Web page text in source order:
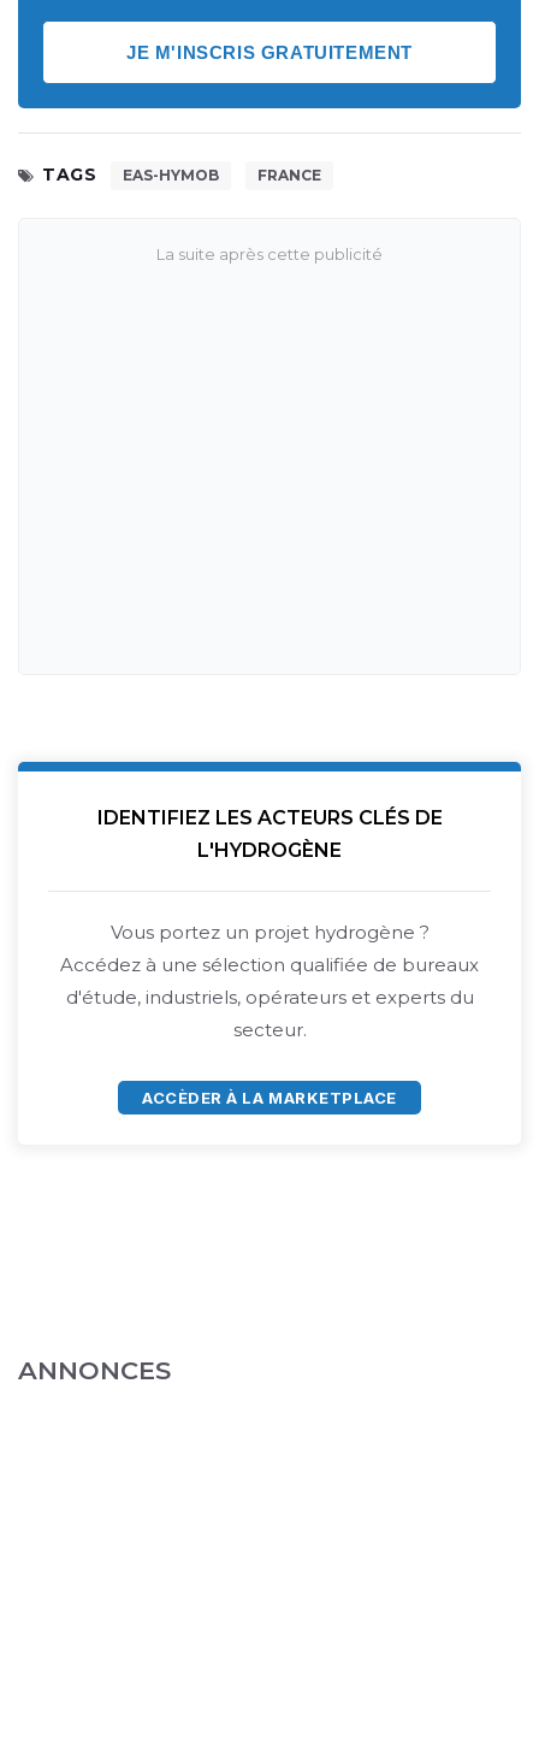
JE M'INSCRIS GRATUITEMENT
TAGS EAS-HYMOB FRANCE
IDENTIFIEZ LES ACTEURS CLÉS DE
L'HYDROGÈNE
Vous portez un projet hydrogène ?
Accédez à une sélection qualifiée de bureaux
d'étude, industriels, opérateurs et experts du
secteur.
ACCÈDER À LA MARKETPLACE
ANNONCES